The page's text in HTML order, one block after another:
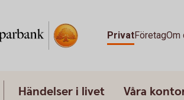
PrivatFöretagOm
Händelser i livet Våra